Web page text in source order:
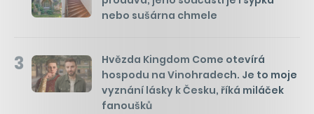
nebo sušárna chmele
3
Hvězda Kingdom Come otevírá
hospodu na Vinohradech. Je to moje
vyznání lásky k Česku, říká miláček
fanoušků